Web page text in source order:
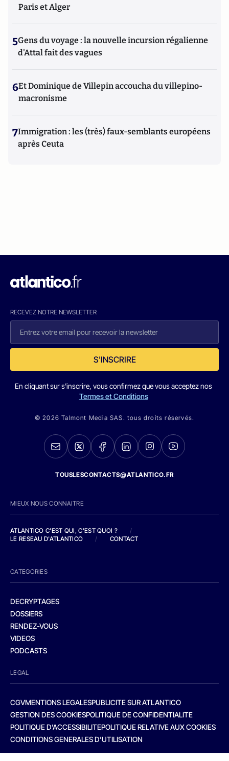
Paris et Alger
5Gens du voyage : la nouvelle incursion régalienne
d'Attal fait des vagues
6Et Dominique de Villepin accoucha du villepino-
macronisme
7Immigration : les (très) faux-semblants européens
après Ceuta
RECEVEZ NOTRE NEWSLETTER
S'INSCRIRE
En cliquant sur s'inscrire, vous confirmez que vous acceptez nos
Termes et Conditions
© 2026 Talmont Media SAS. tous droits réservés.
TOUSLESCONTACTS@ATLANTICO.FR
MIEUX NOUS CONNAITRE
ATLANTICO C'EST QUI, C'EST QUOI ?
/
LE RESEAU D'ATLANTICO
/ CONTACT
CATEGORIES
DECRYPTAGES
DOSSIERS
RENDEZ-VOUS
VIDEOS
PODCASTS
LEGAL
CGVMENTIONS LEGALESPUBLICITE SUR ATLANTICO
GESTION DES COOKIESPOLITIQUE DE CONFIDENTIALITE
POLITIQUE D’ACCESSIBILITEPOLITIQUE RELATIVE AUX COOKIES
CONDITIONS GENERALES D’UTILISATION